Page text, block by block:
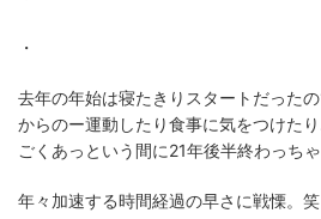
・
去年の年始は寝たきりスタートだった
からのー運動したり食事に気をつけた
ごくあっという間に21年後半終わっちゃ
年々加速する時間経過の早さに戦慄。笑